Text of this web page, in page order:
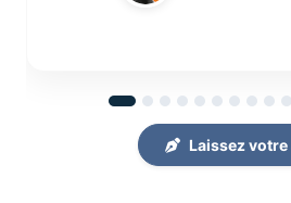
Laissez votre